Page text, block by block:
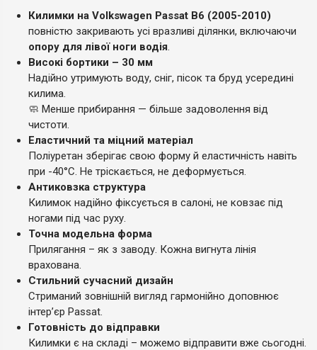
Килимки на Volkswagen Passat B6 (2005-2010)
повністю закривають усі вразливі ділянки, включаючи
опору для лівої ноги водія.
Високі бортики – 30 мм
Надійно утримують воду, сніг, пісок та бруд усередині
килима.
🧼 Менше прибирання — більше задоволення від
чистоти.
Еластичний та міцний матеріал
Поліуретан зберігає свою форму й еластичність навіть
при -40°C. Не тріскається, не деформується.
Антиковзка структура
Килимок надійно фіксується в салоні, не ковзає під
ногами під час руху.
Точна модельна форма
Прилягання – як з заводу. Кожна вигнута лінія
врахована.
Стильний сучасний дизайн
Стриманий зовнішній вигляд гармонійно доповнює
інтер’єр Passat.
Готовність до відправки
Килимки є на складі – можемо відправити вже сьогодні.